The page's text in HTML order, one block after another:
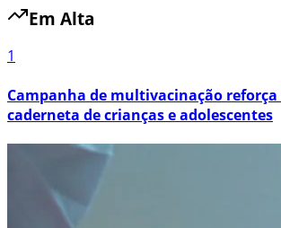
Em Alta
1
Campanha de multivacinação
caderneta de crianças e adolescentes